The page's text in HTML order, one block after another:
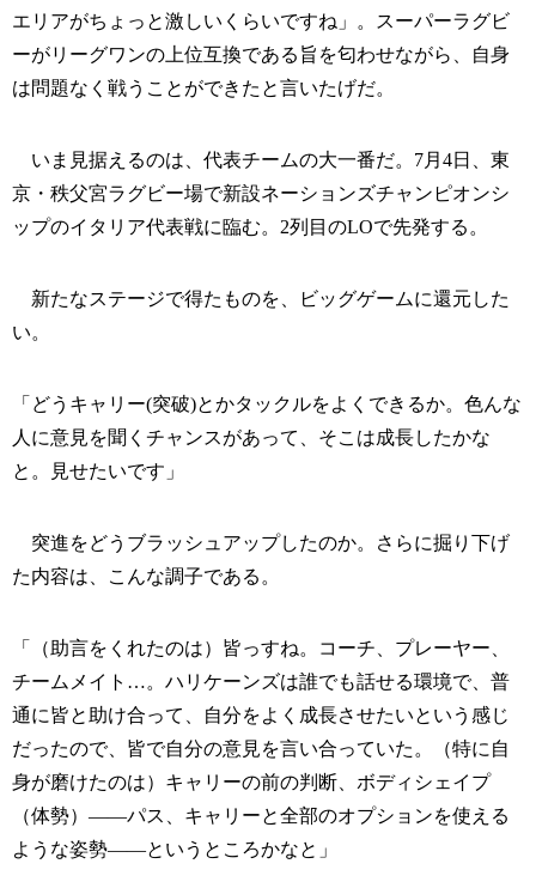
エリアがちょっと激しいくらいですね」。スーパーラグビ
ーがリーグワンの上位互換である旨を匂わせながら、自身
は問題なく戦うことができたと言いたげだ。
いま見据えるのは、代表チームの大一番だ。7月4日、東
京・秩父宮ラグビー場で新設ネーションズチャンピオンシ
ップのイタリア代表戦に臨む。2列目のLOで先発する。
新たなステージで得たものを、ビッグゲームに還元した
い。
「どうキャリー(突破)とかタックルをよくできるか。色んな
人に意見を聞くチャンスがあって、そこは成長したかな
と。見せたいです」
突進をどうブラッシュアップしたのか。さらに掘り下げ
た内容は、こんな調子である。
「（助言をくれたのは）皆っすね。コーチ、プレーヤー、
チームメイト…。ハリケーンズは誰でも話せる環境で、普
通に皆と助け合って、自分をよく成長させたいという感じ
だったので、皆で自分の意見を言い合っていた。（特に自
身が磨けたのは）キャリーの前の判断、ボディシェイプ
（体勢）――パス、キャリーと全部のオプションを使える
ような姿勢――というところかなと」